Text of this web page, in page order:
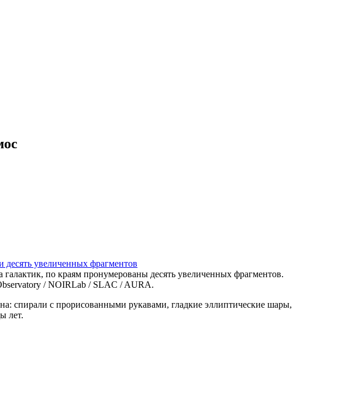
по краям пронумерованы десять увеличенных фрагментов.
/ NOIRLab / SLAC / AURA.
спирали с прорисованными рукавами, гладкие эллиптические шары,
лет.